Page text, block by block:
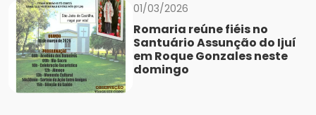
01/03/2026
Romaria reúne fiéis no
Santuário Assunção do Ijuí
em Roque Gonzales neste
domingo